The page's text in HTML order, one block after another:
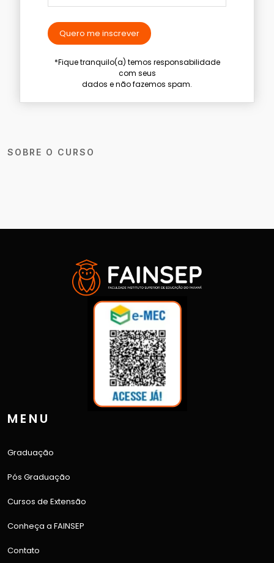
SOBRE O CURSO
Quero me inscrever
*Fique tranquilo(a) temos responsabilidade
com seus
dados e não fazemos spam.
MENU
Graduação
Pós Graduação
Cursos de Extensão
Conheça a FAINSEP
Contato